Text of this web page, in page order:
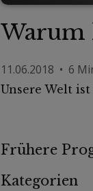
Warum
11.06.2018 • 6
Unsere Welt
Frühere
Kategorien